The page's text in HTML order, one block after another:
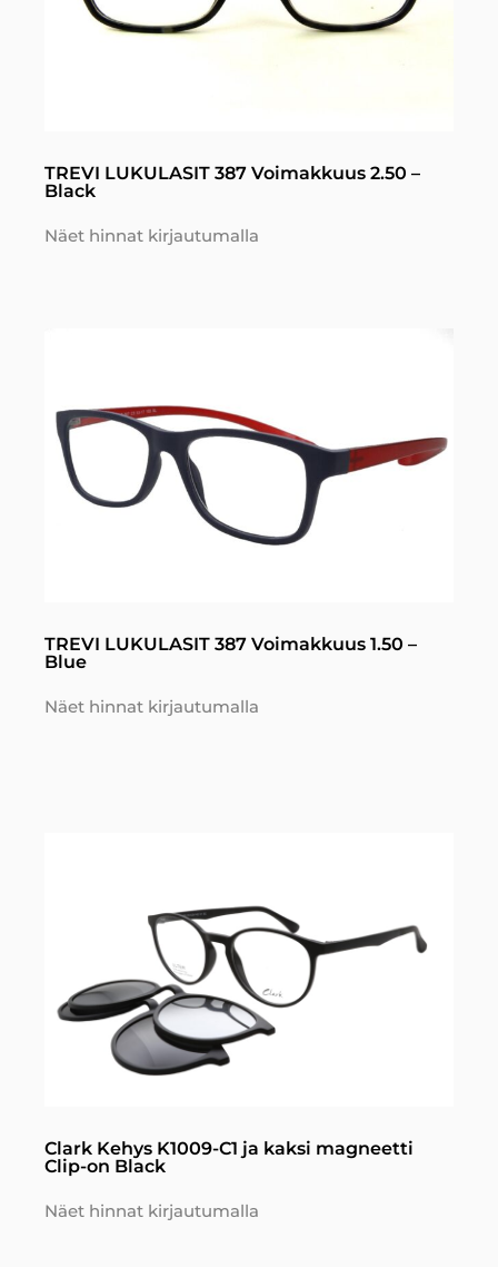
TREVI LUKULASIT 387 Voimakkuus 2.50 –
Black
Näet hinnat kirjautumalla
TREVI LUKULASIT 387 Voimakkuus 1.50 –
Blue
Näet hinnat kirjautumalla
Clark Kehys K1009-C1 ja kaksi magneetti
Clip-on Black
Näet hinnat kirjautumalla